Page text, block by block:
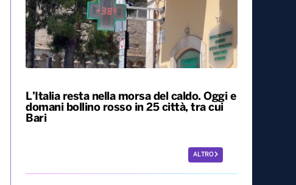
L’Italia resta nella morsa del caldo. Oggi e
domani bollino rosso in 25 città, tra cui
Bari
ALTRO